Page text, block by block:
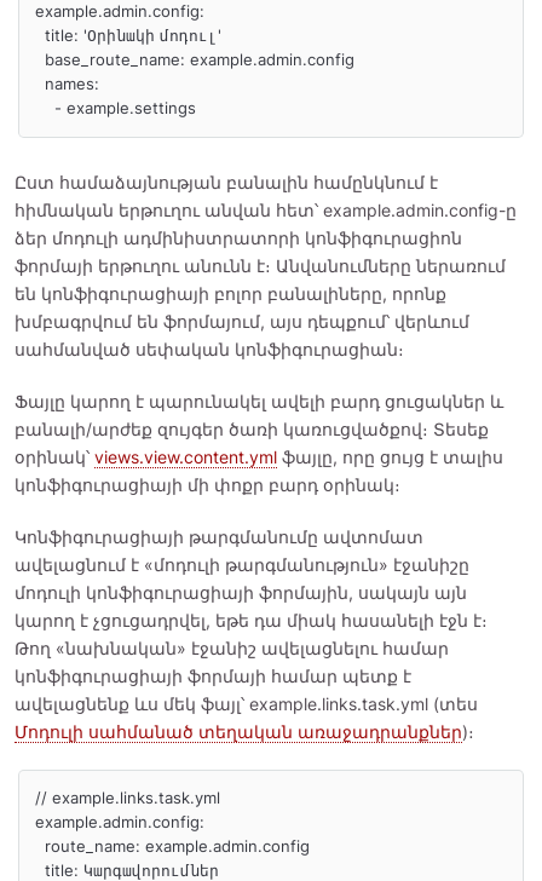
example.admin.config:
    - example.settings
Ըստ համաձայնության բանալին համընկնում է
հիմնական երթուղու անվան հետ՝ example.admin.config-ը
ձեր մոդուլի ադմինիստրատորի կոնֆիգուրացիոն
ֆորմայի երթուղու անունն է։ Անվանումները ներառում
են կոնֆիգուրացիայի բոլոր բանալիները, որոնք
խմբագրվում են ֆորմայում, այս դեպքում՝ վերևում
սահմանված սեփական կոնֆիգուրացիան։
Ֆայլը կարող է պարունակել ավելի բարդ ցուցակներ և
բանալի/արժեք զույգեր ծառի կառուցվածքով։ Տեսեք
օրինակ՝ views.view.content.yml ֆայլը, որը ցույց է տալիս
կոնֆիգուրացիայի մի փոքր բարդ օրինակ։
Կոնֆիգուրացիայի թարգմանումը ավտոմատ
ավելացնում է «մոդուլի թարգմանություն» էջանիշը
մոդուլի կոնֆիգուրացիայի ֆորմային, սակայն այն
կարող է չցուցադրվել, եթե դա միակ հասանելի էջն է։
Թող «նախնական» էջանիշ ավելացնելու համար
կոնֆիգուրացիայի ֆորմայի համար պետք է
ավելացնենք ևս մեկ ֆայլ՝ example.links.task.yml (տես
Մոդուլի սահմանած տեղական առաջադրանքներ)։
// example.links.task.yml
example.admin.config: